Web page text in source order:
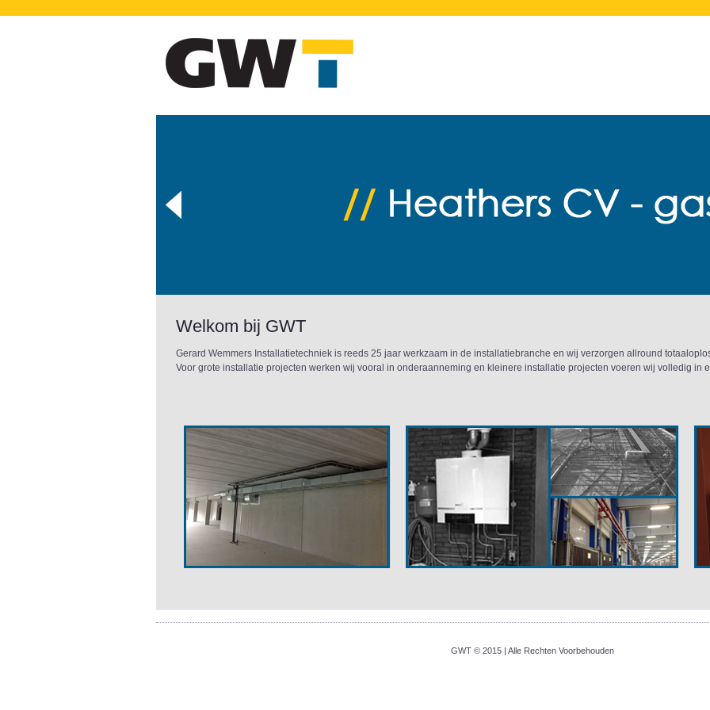
Welkom bij GWT
Gerard Wemmers Installatietechniek is reeds 25 jaar werkzaam in de installatiebranche en wij verzorgen allround
Voor grote installatie projecten werken wij vooral in onderaanneming en kleinere installatie projecten voeren wij volledig in
GWT © 2015 | Alle Rechten Voorbehouden